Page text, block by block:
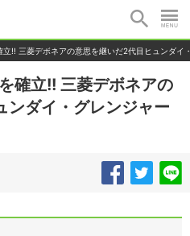
!! 三菱デボネアの意思を継いだ2代目ヒュンダイ
確立!! 三菱デボネアの
ンダイ・グレンジャー